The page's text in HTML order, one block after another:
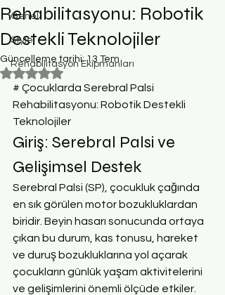
Genel
Style
Rehabilitasyon Ekipmanları
Rehabilitasyonu: Robotik
Destekli Teknolojiler
Güncelleme tarihi:13 Tem
5 üzerinden NaN yıldız
# Çocuklarda Serebral Palsi
Rehabilitasyonu: Robotik Destekli
Teknolojiler
Giriş: Serebral Palsi ve
Gelişimsel Destek
Serebral Palsi (SP), çocukluk çağında
en sık görülen motor bozukluklardan
biridir. Beyin hasarı sonucunda ortaya
çıkan bu durum, kas tonusu, hareket
ve duruş bozukluklarına yol açarak
çocukların günlük yaşam aktivitelerini
ve gelişimlerini önemli ölçüde etkiler.